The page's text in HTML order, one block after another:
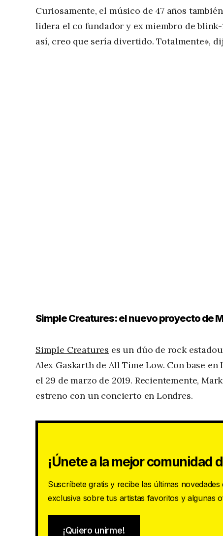
Curiosamente, el músico de 47 años
lidera el co fundador y ex miembro de blink-
así, creo que sería divertido. Totalmente»,
Simple Creatures: el nuevo proyecto de
Simple Creatures es un dúo de rock
Alex Gaskarth de All Time Low. Con base
el 29 de marzo de 2019. Recientemente,
estreno con un concierto en Londres.
¡Únete a la mejor comunidad
Suscríbete gratis y recibe las últimas
exclusiva sobre tus artistas favoritos y algunas
¡Quiero unirme!